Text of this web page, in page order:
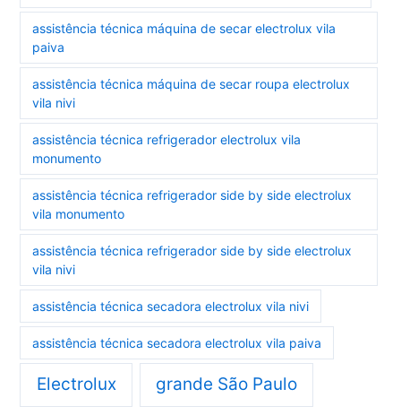
assistência técnica máquina de secar electrolux vila
paiva
assistência técnica máquina de secar roupa electrolux
vila nivi
assistência técnica refrigerador electrolux vila
monumento
assistência técnica refrigerador side by side electrolux
vila monumento
assistência técnica refrigerador side by side electrolux
vila nivi
assistência técnica secadora electrolux vila nivi
assistência técnica secadora electrolux vila paiva
Electrolux grande São Paulo